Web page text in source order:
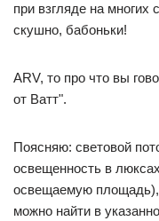
при взгляде на многих
скушно, бабоньки!
ARV, то про что вы
от Ватт".
Поясняю: световой
освещенность в
освещаемую площадь),
можно найти в